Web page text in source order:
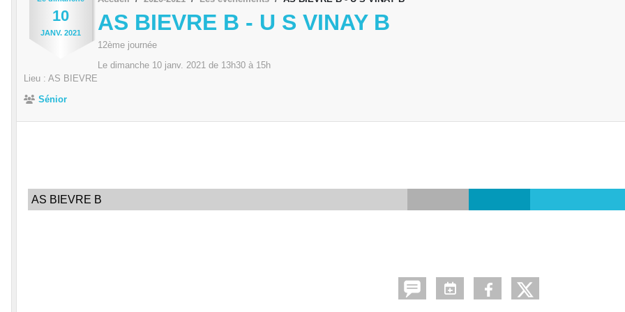
10
JANV. 2021 AS BIEVRE B - U S VINAY B
12ème journée
Le dimanche 10 janv. 2021 de 13h30 à 15h
Lieu : AS BIEVRE
Sénior
AS BIEVRE B